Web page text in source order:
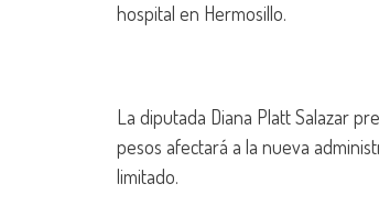
hospital en Hermosillo.
La diputada Diana Platt Salazar
pesos afectará a la nueva
limitado.